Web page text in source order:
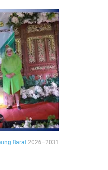
Barat2026–2031